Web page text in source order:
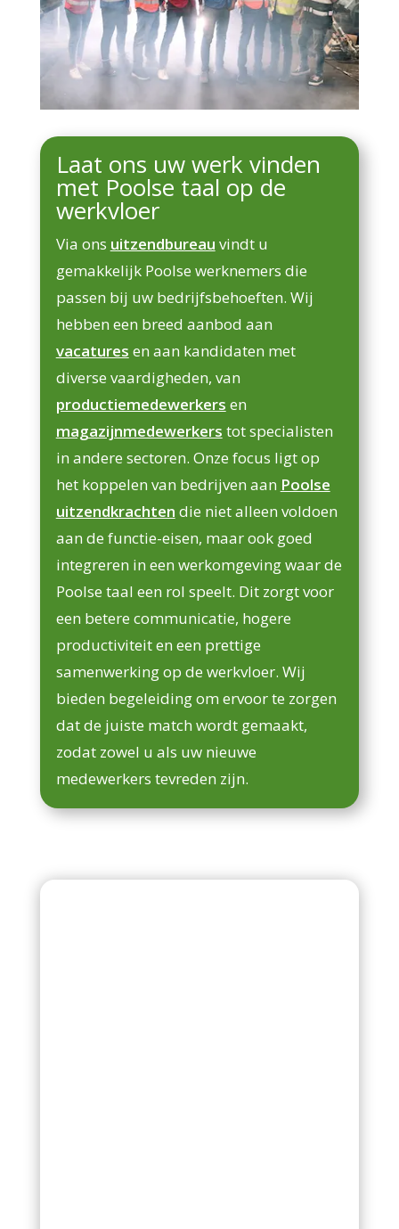
Laat ons uw werk vinden
met Poolse taal op de
werkvloer
Via ons uitzendbureau vindt u
gemakkelijk Poolse werknemers die
passen bij uw bedrijfsbehoeften. Wij
hebben een breed aanbod aan
vacatures en aan kandidaten met
diverse vaardigheden, van
productiemedewerkers en
magazijnmedewerkers tot specialisten
in andere sectoren. Onze focus ligt op
het koppelen van bedrijven aan Poolse
uitzendkrachten die niet alleen voldoen
aan de functie-eisen, maar ook goed
integreren in een werkomgeving waar de
Poolse taal een rol speelt. Dit zorgt voor
een betere communicatie, hogere
productiviteit en een prettige
samenwerking op de werkvloer. Wij
bieden begeleiding om ervoor te zorgen
dat de juiste match wordt gemaakt,
zodat zowel u als uw nieuwe
medewerkers tevreden zijn.